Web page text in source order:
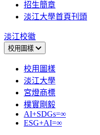
招生簡章
淡江大學首頁刊頭
淡江校徽
校用圖樣
校用圖樣
淡江大學
宮燈商標
樸實剛毅
AI+SDGs=∞
ESG+AI=∞